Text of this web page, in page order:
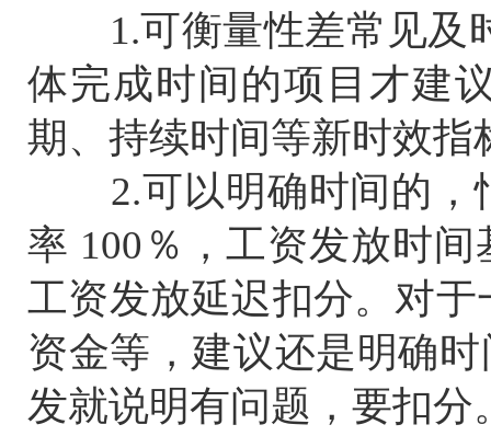
1.可衡量性差常见及时
体完成时间的项目才建
期、持续时间等新时效指
2.可以明确时间的，
率 100％，工资发放时
工资发放延迟扣分。对
资金等，建议还是明确
发就说明有问题，要扣分